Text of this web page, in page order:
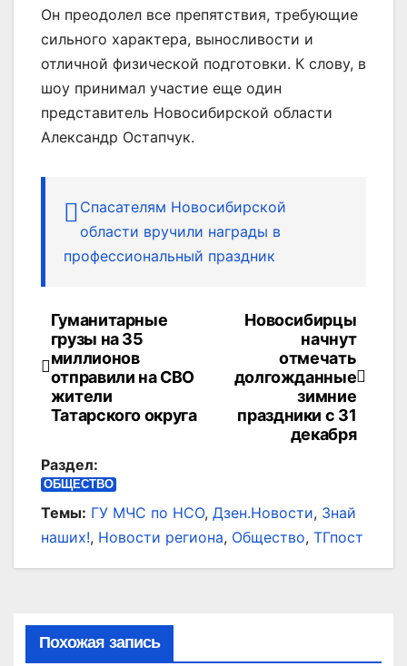
Он преодолел все препятствия, требующие
сильного характера, выносливости и
отличной физической подготовки. К слову, в
шоу принимал участие еще один
представитель Новосибирской области
Александр Остапчук.
Спасателям Новосибирской
области вручили награды в
профессиональный праздник
Навигация
по
записям
Новосибирцы
начнут
отмечать
долгожданные
зимние
праздники с 31
декабря
Гуманитарные
грузы на 35
миллионов
отправили на СВО
жители
Татарского округа
Раздел:
ОБЩЕСТВО
Темы: ГУ МЧС по НСО, Дзен.Новости, Знай
наших!, Новости региона, Общество, ТГпост
Похожая запись